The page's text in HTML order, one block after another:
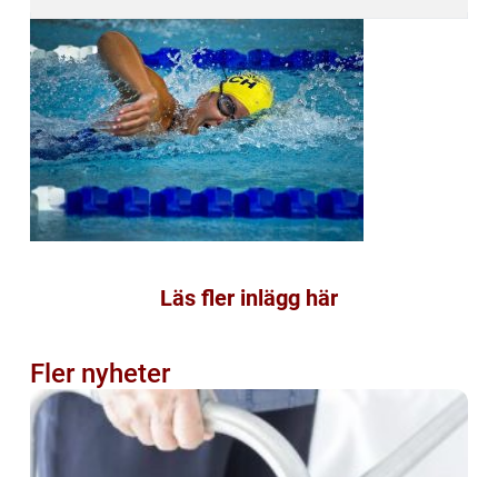
Läs fler inlägg här
Fler nyheter